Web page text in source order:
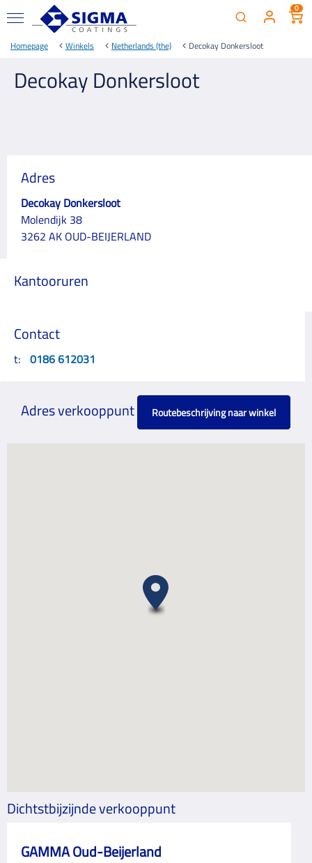
0
Homepage Winkels Netherlands (the) Decokay Donkersloot
Decokay Donkersloot
Adres
Decokay Donkersloot
Molendijk 38
3262 AK OUD-BEIJERLAND
Kantooruren
Contact
t: 0186 612031
Adres verkooppunt Routebeschrijving naar winkel
Dichtstbijzijnde verkooppunt
GAMMA Oud-Beijerland